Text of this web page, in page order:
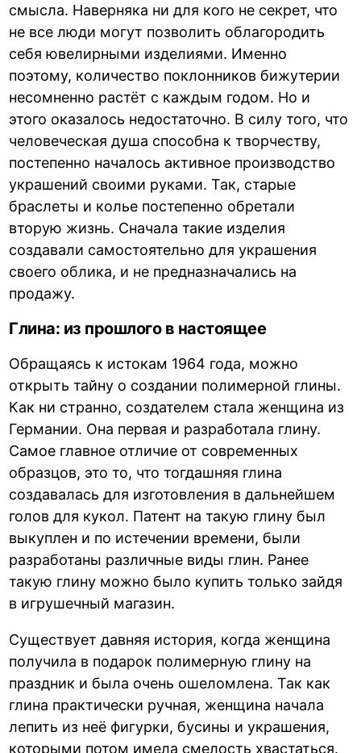
смысла. Наверняка ни для кого не секрет, что
не все люди могут позволить облагородить
себя ювелирными изделиями. Именно
поэтому, количество поклонников бижутерии
несомненно растёт с каждым годом. Но и
этого оказалось недостаточно. В силу того, что
человеческая душа способна к творчеству,
постепенно началось активное производство
украшений своими руками. Так, старые
браслеты и колье постепенно обретали
вторую жизнь. Сначала такие изделия
создавали самостоятельно для украшения
своего облика, и не предназначались на
продажу.
Глина: из прошлого в настоящее
Обращаясь к истокам 1964 года, можно
открыть тайну о создании полимерной глины.
Как ни странно, создателем стала женщина из
Германии. Она первая и разработала глину.
Самое главное отличие от современных
образцов, это то, что тогдашняя глина
создавалась для изготовления в дальнейшем
голов для кукол. Патент на такую глину был
выкуплен и по истечении времени, были
разработаны различные виды глин. Ранее
такую глину можно было купить только зайдя
в игрушечный магазин.
Существует давняя история, когда женщина
получила в подарок полимерную глину на
праздник и была очень ошеломлена. Так как
глина практически ручная, женщина начала
лепить из неё фигурки, бусины и украшения,
которыми потом имела смелость хвастаться.